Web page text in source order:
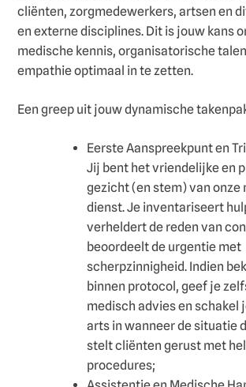
cliënten, zorgmedewerkers, artsen en
en externe disciplines. Dit is jouw kans
medische kennis, organisatorische
empathie optimaal in te zetten.
Een greep uit jouw dynamische
Eerste Aanspreekpunt en
Jij bent het vriendelijke en
gezicht (en stem) van onze
dienst. Je inventariseert
verheldert de reden van
beoordeelt de urgentie met
scherpzinnigheid. Indien
binnen protocol, geef je
medisch advies en schakel
arts in wanneer de situatie
stelt cliënten gerust met
procedures;